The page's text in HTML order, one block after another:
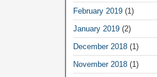
February 2019(1)
January 2019(2)
December 2018(1)
November 2018(1)